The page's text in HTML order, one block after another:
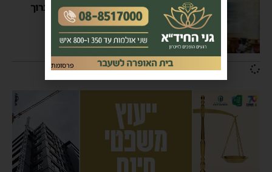
השבועות בעריכת הרב ברוך
רובין שליט"א
אביב נחשוני 07:30
פרסומת